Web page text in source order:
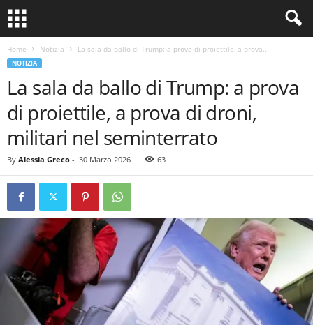
Home Notizia La sala da ballo di Trump: a prova di proiettile, a prova...
NOTIZIA
La sala da ballo di Trump: a prova
di proiettile, a prova di droni,
militari nel seminterrato
By Alessia Greco - 30 Marzo 2026 63